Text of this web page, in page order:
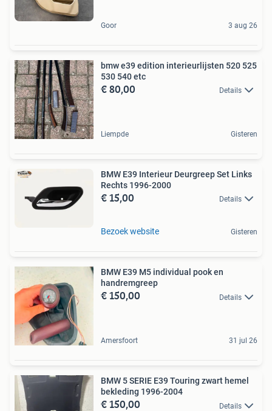
Goor 3 aug 26
bmw e39 edition interieurlijsten 520 525
530 540 etc
€ 80,00 Details
Liempde Gisteren
BMW E39 Interieur Deurgreep Set Links
Rechts 1996-2000
€ 15,00 Details
Bezoek website Gisteren
BMW E39 M5 individual pook en
handremgreep
€ 150,00 Details
Amersfoort 31 jul 26
BMW 5 SERIE E39 Touring zwart hemel
bekleding 1996-2004
€ 150,00 Details